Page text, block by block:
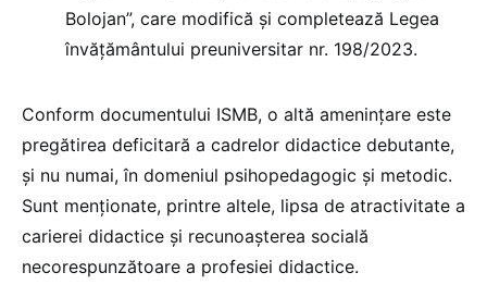
Bolojan”, care modifică și completează Legea
învățământului preuniversitar nr. 198/2023.
Conform documentului ISMB, o altă amenințare este
pregătirea deficitară a cadrelor didactice debutante,
și nu numai, în domeniul psihopedagogic și metodic.
Sunt menționate, printre altele, lipsa de atractivitate a
carierei didactice și recunoașterea socială
necorespunzătoare a profesiei didactice.